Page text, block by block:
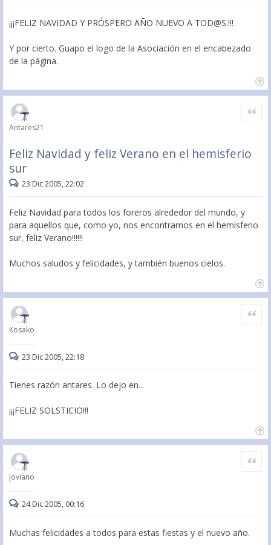
¡¡¡FELIZ NAVIDAD Y PRÓSPERO AÑO NUEVO A TOD@S.!!!
Y por cierto. Guapo el logo de la Asociación en el encabezado
de la página.
Antares21
Feliz Navidad y feliz Verano en el hemisferio
sur
Citar
23 Dic 2005, 22:02
Feliz Navidad para todos los foreros alrededor del mundo, y
para aquellos que, como yo, nos encontramos en el hemisferio
sur, feliz Verano!!!!!!
Muchos saludos y felicidades, y también buenos cielos.
Kosako
Citar
23 Dic 2005, 22:18
Tienes razón antares. Lo dejo en...
¡¡¡FELIZ SOLSTICIO!!!
joviano
Citar
24 Dic 2005, 00:16
Muchas felicidades a todos para estas fiestas y el nuevo año.